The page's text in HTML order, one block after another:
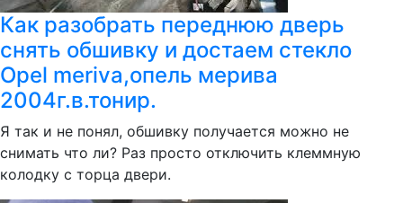
Как разобрать переднюю дверь
снять обшивку и достаем стекло
Opel meriva,опель мерива
2004г.в.тонир.
Я так и не понял, обшивку получается можно не
снимать что ли? Раз просто отключить клеммную
колодку с торца двери.